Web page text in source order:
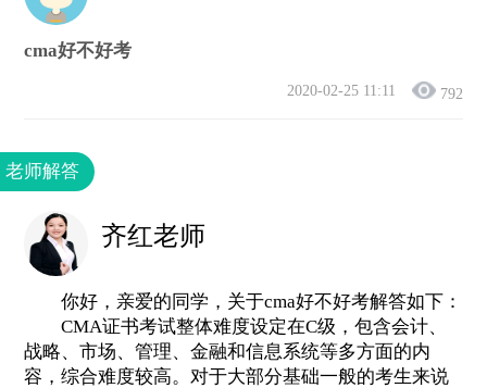
cma好不好考
2020-02-25 11:11 792
老师解答
齐红老师
你好，亲爱的同学，关于cma好不好考解答如下：
CMA证书考试整体难度设定在C级，包含会计、
战略、市场、管理、金融和信息系统等多方面的内
容，综合难度较高。对于大部分基础一般的考生来说